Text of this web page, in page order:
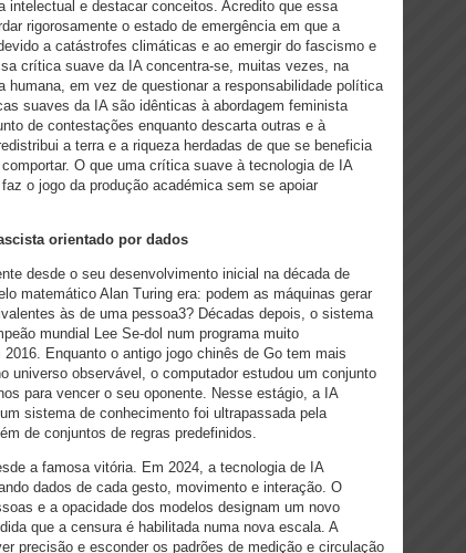
intelectual e destacar conceitos. Acredito que essa
rigorosamente o estado de emergência em que a
a catástrofes climáticas e ao emergir do fascismo e
crítica suave da IA concentra-se, muitas vezes, na
humana, em vez de questionar a responsabilidade política
suaves da IA são idênticas à abordagem feminista
de contestações enquanto descarta outras e à
a terra e a riqueza herdadas de que se beneficia
O que uma crítica suave à tecnologia de IA
o jogo da produção académica sem se apoiar
orientado por dados
desde o seu desenvolvimento inicial na década de
matemático Alan Turing era: podem as máquinas gerar
às de uma pessoa3? Décadas depois, o sistema
mundial Lee Se-dol num programa muito
Enquanto o antigo jogo chinês de Go tem mais
universo observável, o computador estudou um conjunto
para vencer o seu oponente. Nesse estágio, a IA
sistema de conhecimento foi ultrapassada pela
de conjuntos de regras predefinidos.
a famosa vitória. Em 2024, a tecnologia de IA
dados de cada gesto, movimento e interação. O
e a opacidade dos modelos designam um novo
que a censura é habilitada numa nova escala. A
precisão e esconder os padrões de medição e circulação